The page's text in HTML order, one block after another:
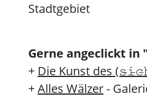
Stadtgebiet
Gerne angeclickt in
+ Die Kunst des
+Alles Wälzer-